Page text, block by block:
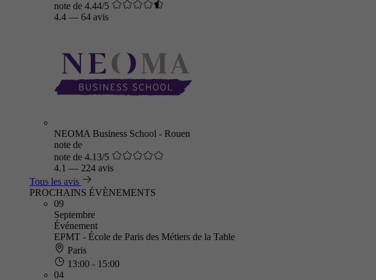
note de 4.44/5
4.4 — 64 avis
NEOMA Business School - Rouen
note de
note de 4.13/5
4.1 — 224 avis
Tous les avis
PROCHAINS ÉVÈNEMENTS
09
Septembre
Événement
EPMT - École de Paris des Métiers de la Table
Paris
13:00 - 15:00
04